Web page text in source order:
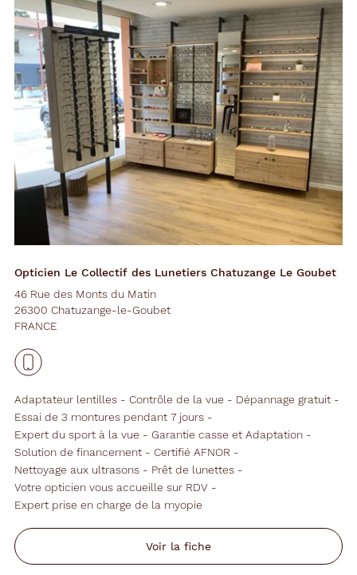
Opticien Le Collectif des Lunetiers Chatuzange Le Goubet
46 Rue des Monts du Matin
26300 Chatuzange-le-Goubet
FRANCE
Adaptateur lentilles Contrôle de la vue
Dépannage gratuit
Essai de 3 montures pendant 7 jours
Expert du sport à la vue
Garantie casse et Adaptation
Solution de financement
Certifié AFNOR
Nettoyage aux ultrasons
Prêt de lunettes
Votre opticien vous accueille sur RDV
Expert prise en charge de la myopie
Voir la fiche